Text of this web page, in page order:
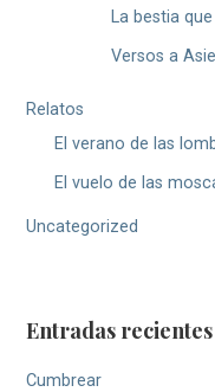
La bestia
Versos a Asiel
Relatos
El verano de las
El vuelo de las
Uncategorized
Entradas recientes
Cumbrear